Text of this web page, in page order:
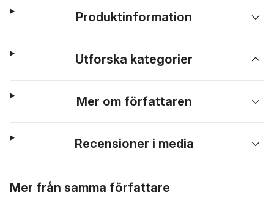
Produktinformation
Utforska kategorier
Mer om författaren
Recensioner i media
Mer från samma författare